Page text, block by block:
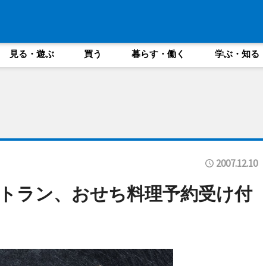
見る・遊ぶ 買う 暮らす・働く 学ぶ・知る
2007.12.10
ラン、おせち料理予約受け付